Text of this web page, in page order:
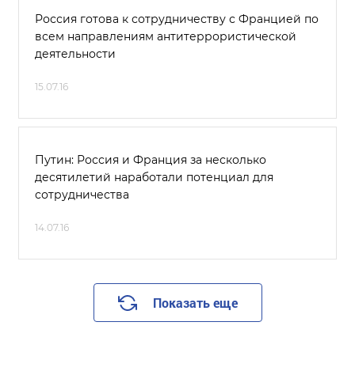
Россия готова к сотрудничеству с Францией по
всем направлениям антитеррористической
деятельности
15.07.16
Путин: Россия и Франция за несколько
десятилетий наработали потенциал для
сотрудничества
14.07.16
Показать еще